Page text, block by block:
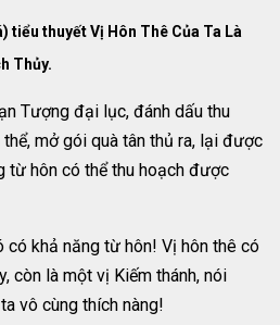
tiểu thuyết Vị Hôn Thê Của Ta Là
Thủy.
Tượng đại lục, đánh dấu thu
mở gói quà tân thủ ra, lại được
từ hôn có thể thu hoạch được
có khả năng từ hôn! Vị hôn thê có
còn là một vị Kiếm thánh, nói
vô cùng thích nàng!